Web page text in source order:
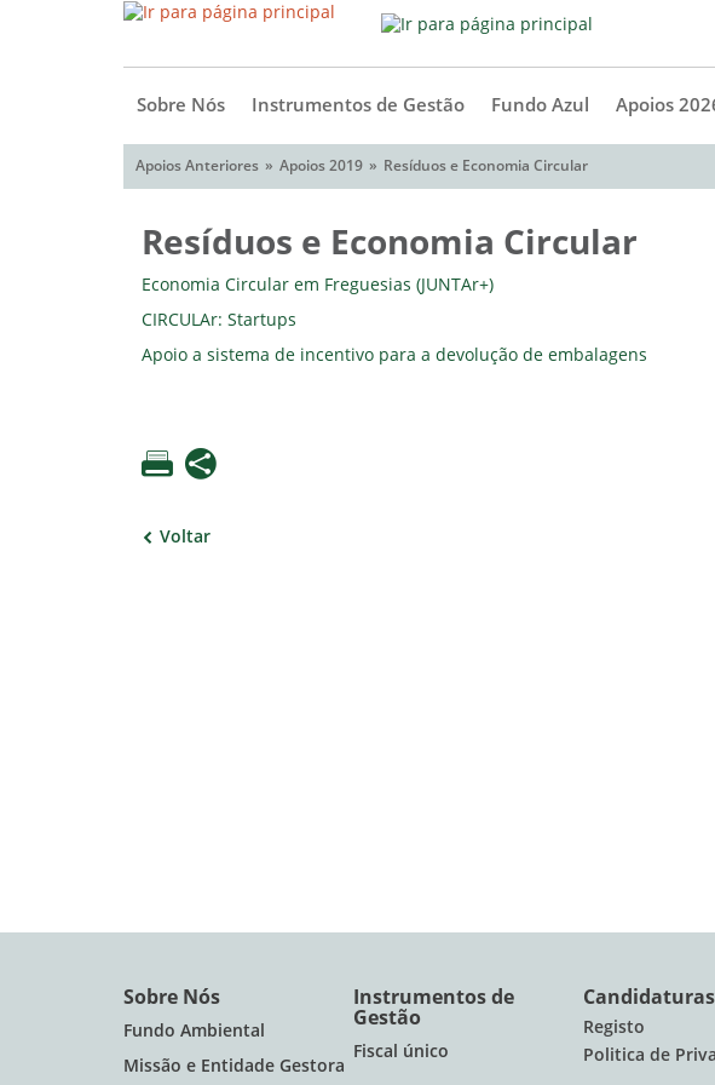
Sobre Nós Instrumentos de Gestão Fundo Azul Apoios
Apoios Anteriores Apoios 2019 Resíduos e Economia Circular
Resíduos e Economia Circular
Economia Circular em Freguesias (JUNTAr+)
CIRCULAr: Startups
Apoio a sistema de incentivo para a devolução de embalagens
Voltar
Sobre Nós
Fundo Ambiental
Missão e Entidade Gestora
Instrumentos de
Gestão
Fiscal único
Candidaturas
Registo
Politica de